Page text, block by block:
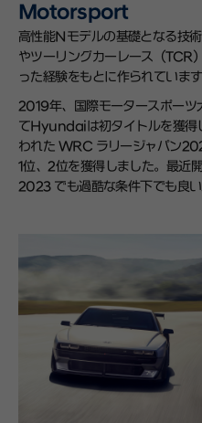
Motorsport
高性能Nモデルの基礎となる技
やツーリングカーレース（TCR
った経験をもとに作られています
2019年、国際モータースポー
てHyundaiは初タイトルを獲得
われた WRC ラリージャパン
1位、2位を獲得しました。最近
2023 でも過酷な条件下でも良